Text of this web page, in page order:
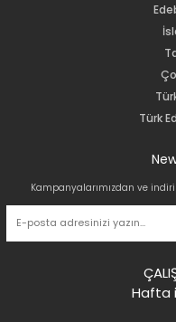
Türk
Kampanyalarımızdan ve
Hafta